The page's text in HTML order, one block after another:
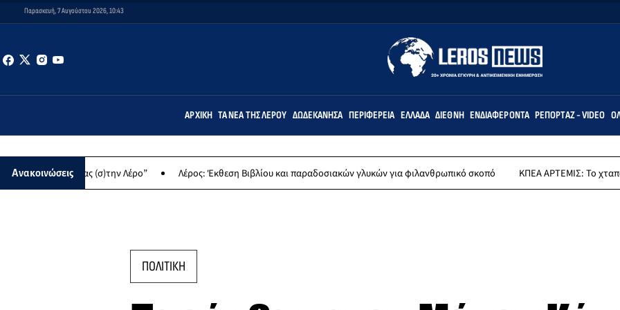
Παρασκευή, 7 Αυγούστου 2026, 10:43
ΑΡΧΙΚΉ ΤΑ ΝΈΑ ΤΗΣ ΛΈΡΟΥ ΔΩΔΕΚΆΝΗΣΑ ΠΕΡΙΦΈΡΕΙΑ ΕΛΛΆΔΑ ΔΙΕΘΝΉ ΕΝΔΙΑΦΈΡΟΝΤΑ ΡΕΠΟΡΤΆΖ - VIDEO
Ανακοινώσεις
(σ)την Λέρο” Λέρος: Έκθεση Βιβλίου και παραδοσιακών γλυκών για φιλανθρωπικό σκοπό ΚΠΕΑ ΑΡΤΕΜΙΣ: Το χταποδοπίλαφο
ΠΟΛΙΤΙΚΗ